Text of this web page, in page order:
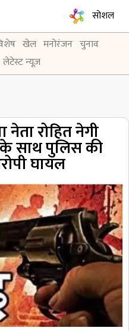
सोशल
खेल मनोरंजन चुनाव
लेटेस्ट न्यूज़
रोहित नेगी
साथ पुलिस की
घायल